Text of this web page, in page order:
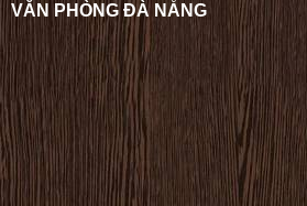
VĂN PHÒNG ĐÀ NẴNG